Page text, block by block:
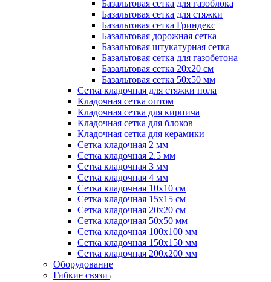
Базальтовая сетка для газоблока
Базальтовая сетка для стяжки
Базальтовая сетка Гриндекс
Базальтовая дорожная сетка
Базальтовая штукатурная сетка
Базальтовая сетка для газобетона
Базальтовая сетка 20x20 см
Базальтовая сетка 50x50 мм
Сетка кладочная для стяжки пола
Кладочная сетка оптом
Кладочная сетка для кирпича
Кладочная сетка для блоков
Кладочная сетка для керамики
Сетка кладочная 2 мм
Сетка кладочная 2.5 мм
Сетка кладочная 3 мм
Сетка кладочная 4 мм
Сетка кладочная 10x10 см
Сетка кладочная 15x15 см
Сетка кладочная 20x20 см
Сетка кладочная 50x50 мм
Сетка кладочная 100x100 мм
Сетка кладочная 150x150 мм
Сетка кладочная 200x200 мм
Оборудование
Гибкие связи